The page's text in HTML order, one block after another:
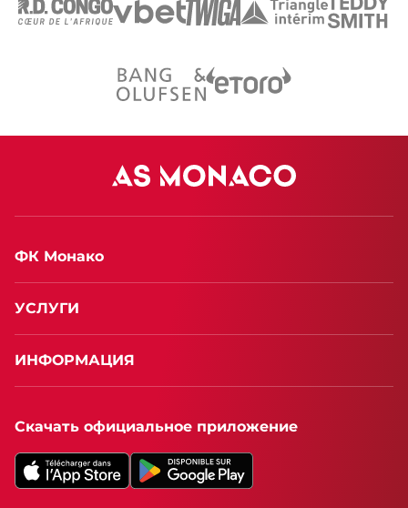
ФК Монако
УСЛУГИ
ИНФОРМАЦИЯ
Скачать официальное приложение